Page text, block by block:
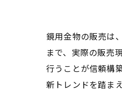
鏡用金物の販売は
まで、実際の販売
行うことが信頼構
新トレンドを踏ま